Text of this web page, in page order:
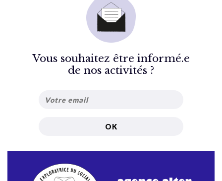
Vous souhaitez être informé.e
de nos activités ?